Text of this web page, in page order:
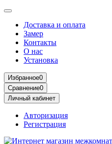
Доставка и оплата
Замер
Контакты
О нас
Установка
Избранное0
Сравнение0
Личный кабинет
Авторизация
Регистрация